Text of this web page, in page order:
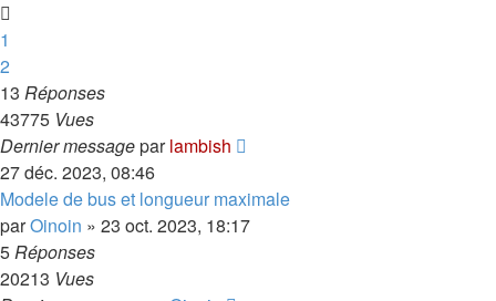
1
2
13 Réponses
43775 Vues
Dernier messageparlambish
27 déc. 2023, 08:46
Modele de bus et longueur maximale
parOinoin » 23 oct. 2023, 18:17
5Réponses
20213 Vues